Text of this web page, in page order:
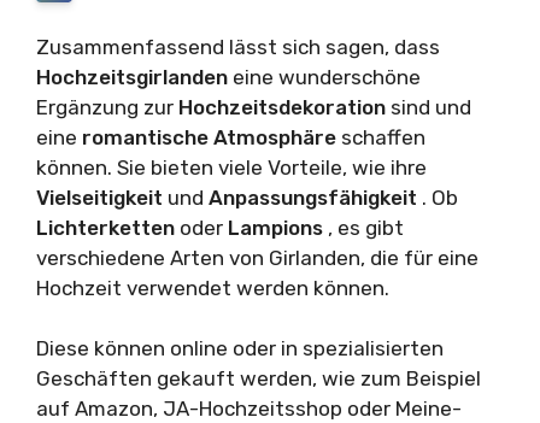
Zusammenfassend lässt sich sagen, dass
Hochzeitsgirlanden eine wunderschöne
Ergänzung zur Hochzeitsdekoration sind und
eine romantische Atmosphäre schaffen
können. Sie bieten viele Vorteile, wie ihre
Vielseitigkeit und Anpassungsfähigkeit . Ob
Lichterketten oder Lampions , es gibt
verschiedene Arten von Girlanden, die für eine
Hochzeit verwendet werden können.
Diese können online oder in spezialisierten
Geschäften gekauft werden, wie zum Beispiel
auf Amazon, JA-Hochzeitsshop oder Meine-